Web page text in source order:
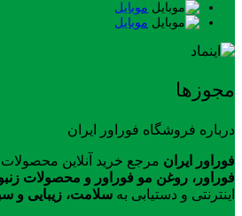
موبایل
موبایل
مجوزها
درباره فروشگاه فوراور ایران
فوراور ایران مرجع خرید آنلاین محصولات
فوراور، روغن مو فوراور و محصولات
اینترنتی و دستیابی به سلامت، زیبایی و